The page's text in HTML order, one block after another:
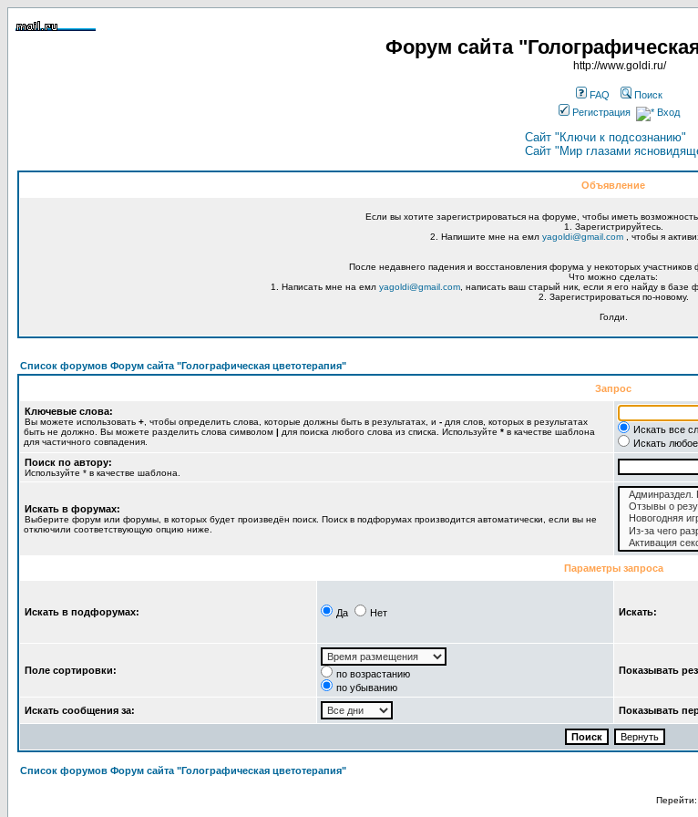
Форум сайта
http://www.goldi.ru/
FAQ
Поиск
Регистрация
Вход
Сайт "Ключи к подсознанию"
Сайт "Мир глазами
Объявление
Если вы хотите зарегистрироваться на форуме, чтобы иметь
1. Зарегистрируйтесь.
2. Напишите мне на емл yagoldi@gmail.com , чтобы я
После недавнего падения и восстановления форума у некоторых
Что можно сделать:
1. Написать мне на емл yagoldi@gmail.com , написать ваш старый ник, если я его найду в
2. Зарегистрироваться по-новому.
Голди.
Список форумов Форум сайта "Голографическая цветотерапия"
Запрос
Ключевые слова:
Вы можете использовать + , чтобы определить слова, которые должны быть в результатах, и - для слов, которых в результатах
быть не должно. Вы можете разделить слова символом | для поиска любого слова из списка. Используйте * в качестве шаблона
для частичного совпадения.
Искать все
Искать
Поиск по автору:
Используйте * в качестве шаблона.
Искать в форумах:
Выберите форум или форумы, в которых будет произведён поиск. Поиск в подфорумах производится автоматически, если вы не
отключили соответствующую опцию ниже.
Параметры запроса
Искать в подфорумах: Да Нет Искать:
Поле сортировки:
по возрастанию
по убыванию
Показывать
Искать сообщения за: Показывать
Список форумов Форум сайта "Голографическая цветотерапия"
Перейти: